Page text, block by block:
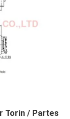
Torin / Partes